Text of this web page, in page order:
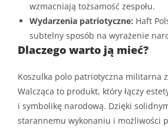
wzmacniają tożsamość zespołu.
Wydarzenia patriotyczne: Haft
subtelny sposób na wyrażenie
Dlaczego warto ją mieć?
Koszulka polo patriotyczna militarna
Walcząca to produkt, który łączy
i symbolikę narodową. Dzięki
starannemu wykonaniu i możliwości